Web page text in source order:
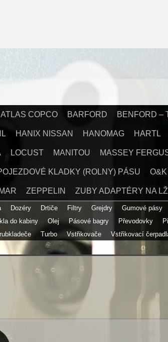
ATLAS COPCO BARFORD BENFORD –
HANIX NISSAN HANOMAG HARTL
LOCUST MANITOU MASSEY
KLADKY (ROLNY) PÁSU O&K
ZEPPELIN ZUBY ADAPTÉRY NA
Dozéry Drtiče Filtry Grejdry Gumové pásy
do kabiny Olej Pásové bagry Převodovky
Turbo Vstřikovače Vstřikovací